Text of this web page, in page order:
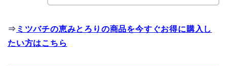
⇒ ミツバチの恵みとろりの商品を今すぐお得に購入し
たい方はこちら